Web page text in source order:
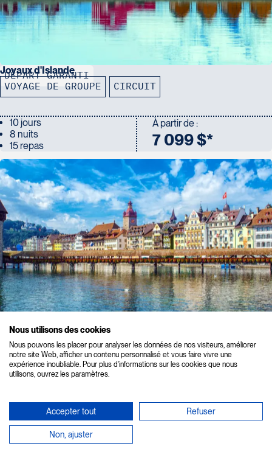
DÉPART GARANTI
Joyaux d'Islande
VOYAGE DE GROUPE CIRCUIT
10 jours
8 nuits
15 repas
À partir de :
7 099 $*
SPÉCIALITÉS LOCALES
Mosaïque suisse
15 jours
23 repas
À partir de :
Nous utilisons des cookies
Nous pouvons les placer pour analyser les données de nos visiteurs, améliorer
notre site Web, afficher un contenu personnalisé et vous faire vivre une
expérience inoubliable. Pour plus d'informations sur les cookies que nous
utilisons, ouvrez les paramètres.
Accepter tout Refuser
Non, ajuster